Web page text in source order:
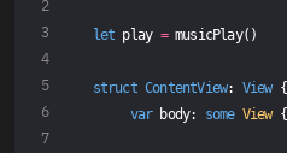
let play = musicPlay()
struct ContentView: View {
var body: some View {